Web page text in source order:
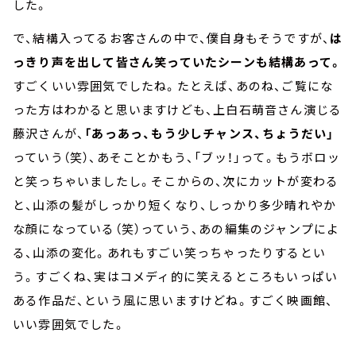
した。
で、結構入ってるお客さんの中で、僕自身もそうですが、 は
っきり声を出して皆さん笑っていたシーンも結構あって。
すごくいい雰囲気でしたね。たとえば、あのね、ご覧にな
った方はわかると思いますけども、上白石萌音さん演じる
藤沢さんが、 「あっあっ、もう少しチャンス、ちょうだい」
っていう（笑）、あそことかもう、「ブッ！」って。もうボロッ
と笑っちゃいましたし。そこからの、次にカットが変わる
と、山添の髪がしっかり短くなり、しっかり多少晴れやか
な顔になっている（笑）っていう、あの編集のジャンプによ
る、山添の変化。あれもすごい笑っちゃったりするとい
う。すごくね、実はコメディ的に笑えるところもいっぱい
ある作品だ、という風に思いますけどね。すごく映画館、
いい雰囲気でした。